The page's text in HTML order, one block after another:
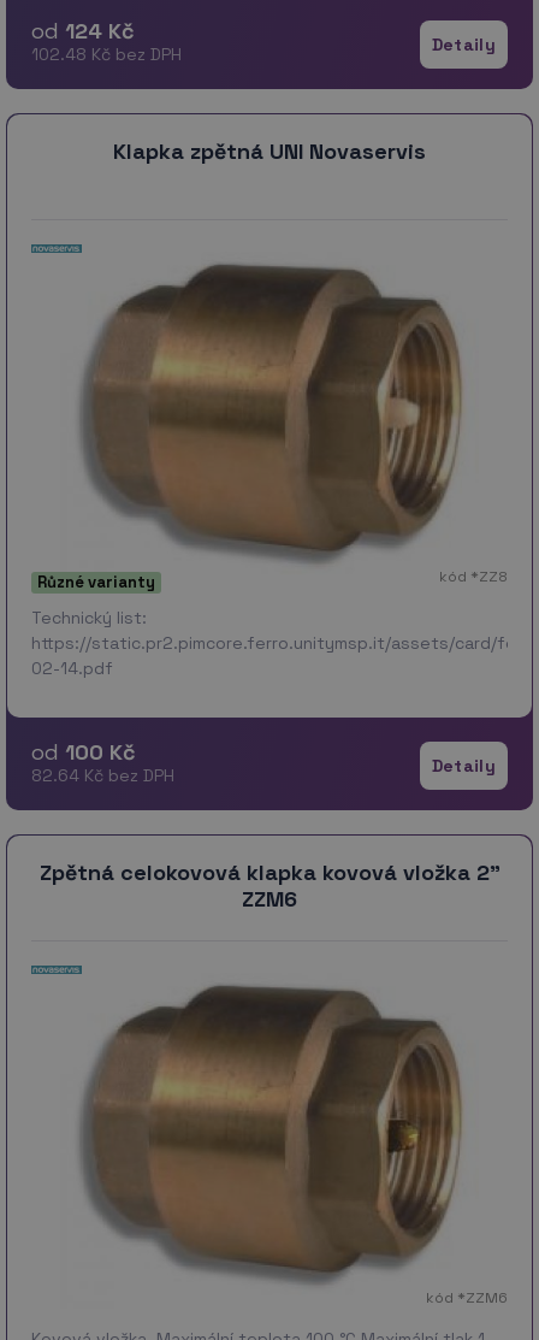
Detaily
od 124 Kč
102.48 Kč bez DPH
Klapka zpětná UNI Novaservis
kód *ZZ8
Různé varianty
Technický list:
https://static.pr2.pimcore.ferro.unitymsp.it/assets/card/
02-14.pdf
Detaily
od 100 Kč
82.64 Kč bez DPH
Zpětná celokovová klapka kovová vložka 2"
ZZM6
kód *ZZM6